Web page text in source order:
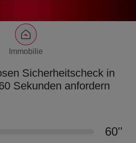
Immobilie
Sicherheitscheck in
Sekunden anfordern
60''